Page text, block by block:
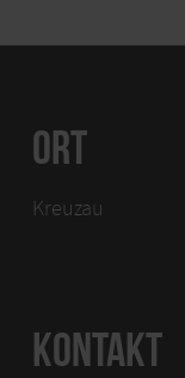
ORT
Kreuzau
KONTAKT